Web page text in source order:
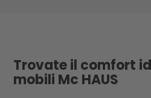
Trovate il comfort
mobili Mc HAUS